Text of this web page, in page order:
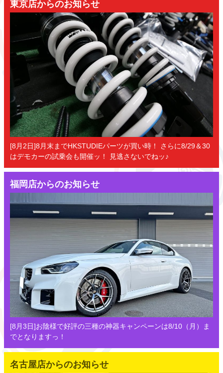
東京店からのお知らせ
[8月2日]8月末までHKSTUDIEパーツが買い時！ さらに8/29＆30
はデモカーの試乗会も開催ッ！ 見逃さないでねッ♪
福岡店からのお知らせ
[8月3日]お陰様で好評の三種の神器キャンペーンは8/10（月）ま
でとなりますっ！
名古屋店からのお知らせ